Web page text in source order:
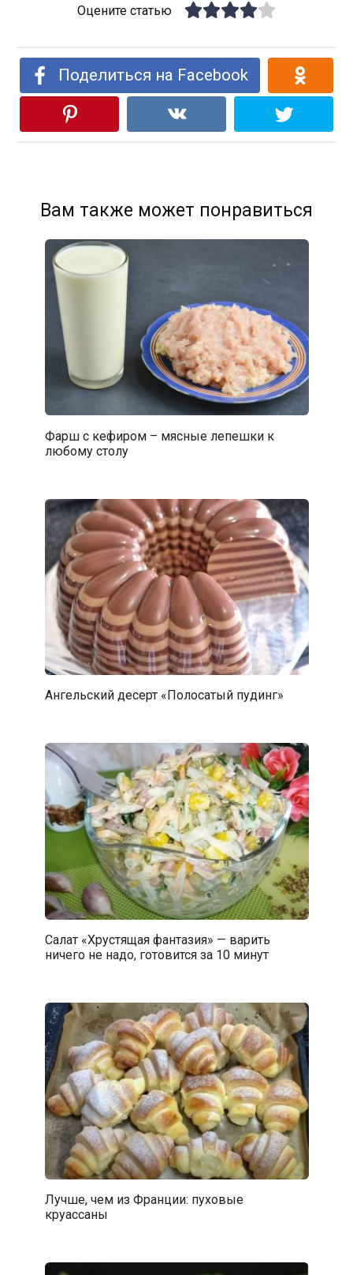
Оцените статью
Поделиться на Facebook
Вам также может понравиться
Фарш с кефиром – мясные лепешки к
любому столу
Ангельский десерт «Полосатый пудинг»
Салат «Хрустящая фантазия» — варить
ничего не надо, готовится за 10 минут
Лучше, чем из Франции: пуховые
круассаны